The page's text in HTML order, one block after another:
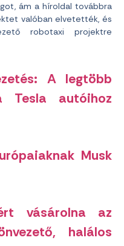
ám a híroldal továbbra
valóban elvetették, és
robotaxi projektre
A legtöbb
Tesla autóihoz
Musk
vásárolna az
halálos